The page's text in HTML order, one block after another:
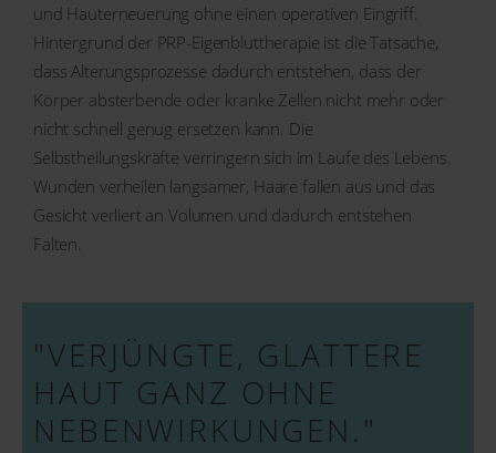
und Hauterneuerung ohne einen operativen Eingriff.
Hintergrund der PRP-Eigenbluttherapie ist die Tatsache,
dass Alterungsprozesse dadurch entstehen, dass der
Körper absterbende oder kranke Zellen nicht mehr oder
nicht schnell genug ersetzen kann. Die
Selbstheilungskräfte verringern sich im Laufe des Lebens.
Wunden verheilen langsamer, Haare fallen aus und das
Gesicht verliert an Volumen und dadurch entstehen
Falten.
"VERJÜNGTE, GLATTERE
HAUT GANZ OHNE
NEBEN­WIRKUNGEN."